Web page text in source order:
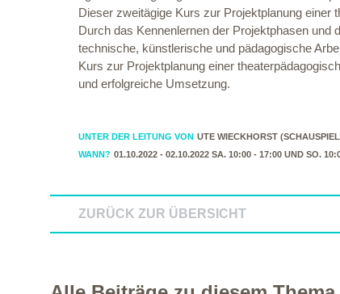
Dieser zweitägige Kurs zur Projektplanung einer
Durch das Kennenlernen der Projektphasen
technische, künstlerische und pädagogische
Kurs zur Projektplanung einer
und erfolgreiche Umsetzung.
UNTER DER LEITUNG VON UTE WIECKHORST
WANN? 01.10.2022 - 02.10.2022 SA. 10:00 - 17:00 UND SO.
ZURÜCK ZUR ÜBERSICHT